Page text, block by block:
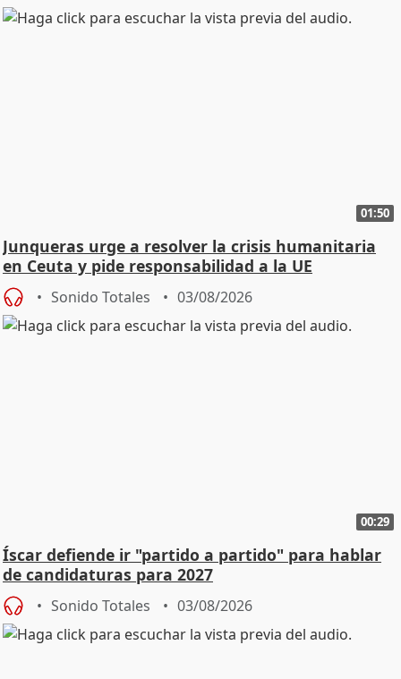
01:50
Junqueras urge a resolver la crisis humanitaria
en Ceuta y pide responsabilidad a la UE
Sonido Totales 03/08/2026
00:29
Íscar defiende ir "partido a partido" para hablar
de candidaturas para 2027
Sonido Totales 03/08/2026